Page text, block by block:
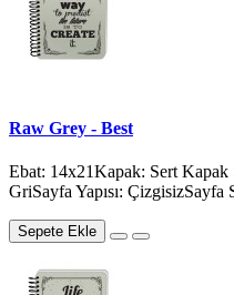
Raw Grey - Best
Ebat: 14x21Kapak: Sert
GriSayfa Yapısı: ÇizgisizSayfa
Sepete Ekle